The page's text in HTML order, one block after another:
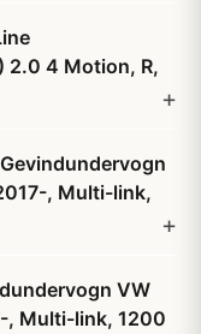
2.0 4 Motion, R,
, Multi-link,
VW
, Multi-link, 1200